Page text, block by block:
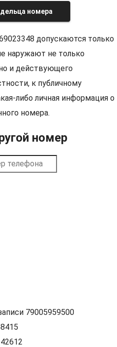
номера
допускаются только
наружают не только
и действующего
к публичному
либо личная информация о
номера.
номер
79005959500